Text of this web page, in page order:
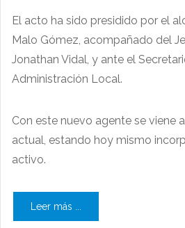
El acto ha sido presidido por el
Malo Gómez, acompañado del
Jonathan Vidal, y ante el
Administración Local.
Con este nuevo agente se viene
actual, estando hoy mismo
activo.
Leer más ...